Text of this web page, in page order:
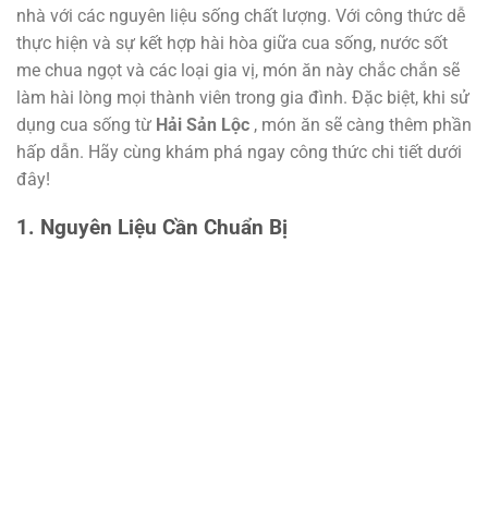
nhà với các nguyên liệu sống chất lượng. Với công thức dễ
thực hiện và sự kết hợp hài hòa giữa cua sống, nước sốt
me chua ngọt và các loại gia vị, món ăn này chắc chắn sẽ
làm hài lòng mọi thành viên trong gia đình. Đặc biệt, khi sử
dụng cua sống từ Hải Sản Lộc , món ăn sẽ càng thêm phần
hấp dẫn. Hãy cùng khám phá ngay công thức chi tiết dưới
đây!
1. Nguyên Liệu Cần Chuẩn Bị